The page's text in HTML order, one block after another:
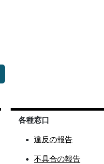
各種窓口
違反の報告
不具合の報告